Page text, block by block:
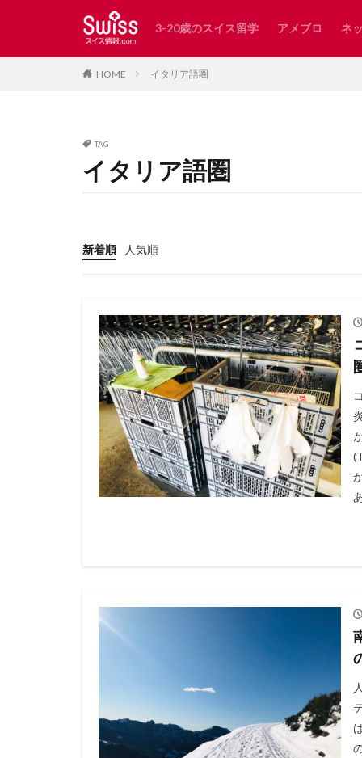
3-20歳のスイス留学 アメブロ ネ
HOME イタリア語圏
TAG
イタリア語圏
新着順 人気順
カテゴリー
AirBnB
スイス日本協会
チューリッヒ
ネットショップ
フリブール州
ヨーロッパの薬局
ヨーロッパ街歩き
レーティシェ鉄道
必需品